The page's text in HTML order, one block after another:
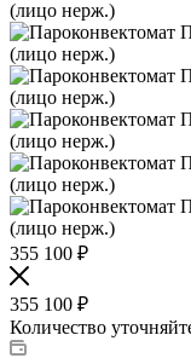
355 100 ₽
355 100 ₽
Количество